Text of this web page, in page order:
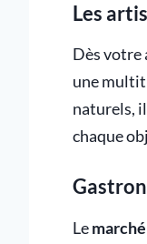
Les
Dès votre
une
naturels,
chaque
Le